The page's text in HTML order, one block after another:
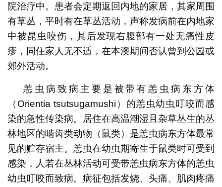
院治疗中。患者会定期返回内地的家居，其家周围
有草丛，平时有在草丛活动，声称发病前在内地家
中被昆虫咬伤，其后发现右腹部有一处无痛性皮
疹，同住家人无不适，在本澳期间否认曾到公园或
郊外活动。
恙虫病致病主要是被带有恙虫病东方体
（Orientia tsutsugamushi）的恙虫幼虫叮咬而感
染的急性传染病。居住在高温潮湿且杂草丛生的丛
林地区的啮齿类动物（鼠类）是恙虫病东方体最常
见的贮存宿主。恙虫在幼虫期寄生于鼠类时可受到
感染，人若在丛林活动可受带恙虫病东方体的恙虫
幼虫叮咬而致病。病征包括发烧、头痛、肌肉疼痛